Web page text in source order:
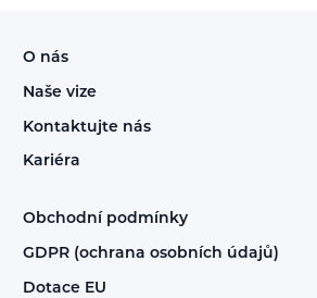
O nás
Naše vize
Kontaktujte nás
Kariéra
Obchodní podmínky
GDPR (ochrana osobních údajů)
Dotace EU